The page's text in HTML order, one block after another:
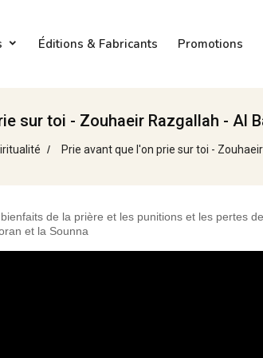
Éditions & Fabricants Promotions
sur toi - Zouhaeir Razgallah - Al
Prie avant que l'on prie sur toi -
de la prière et les punitions et les pertes
et la Sounna